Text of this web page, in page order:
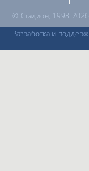
© Стадион, 1998-2026
Разработка и